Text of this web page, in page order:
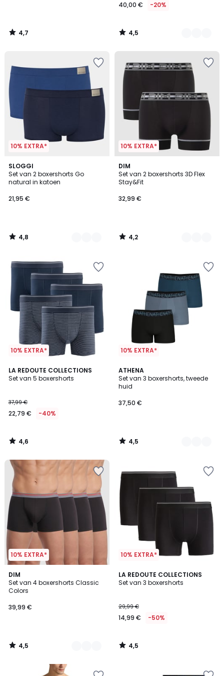
4,7
/
40,00 € -20%
4,5
/
10% EXTRA*
SLOGGI
Set van 2 boxershorts Go
natural in katoen
21,95 €
4,8
/ 5
2
Kleuren
4,8
/
10% EXTRA*
DIM
Set van 2 boxershorts 3D Flex
Stay&Fit
32,99 €
4,2
/ 5
3
Kleuren
4,2
/
10% EXTRA*
LA REDOUTE COLLECTIONS
Set van 5 boxershorts
37,99 €
22,79 € -40%
4,6
/ 5
4,6
/
10% EXTRA*
ATHENA
Set van 3 boxershorts, tweede
huid
37,50 €
4,5
/ 5
2
Kleuren
4,5
/
10% EXTRA*
DIM
Set van 4 boxershorts Classic
Colors
39,99 €
4,5
/ 5
2
Kleuren
4,5
/
10% EXTRA*
LA REDOUTE COLLECTIONS
Set van 3 boxershorts
29,99 €
14,99 € -50%
4,5
/ 5
4,5
/